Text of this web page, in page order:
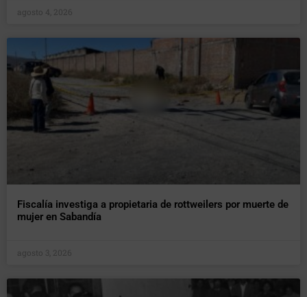
agosto 4, 2026
Fiscalía investiga a propietaria de rottweilers por muerte de
mujer en Sabandía
agosto 3, 2026